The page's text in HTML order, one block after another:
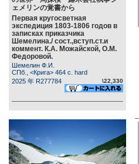
ェメリンの覚書から
Первая кругосветная
экспедиция 1803-1806 годов в
записках приказчика
Шемелина./ сост.,вступ.ст.и
коммент. К.А. Можайской, О.М.
Федоровой.
Шемелин Ф.И.
СПб., <Крига> 464 c. hard
2025 年 R277784
\22,330